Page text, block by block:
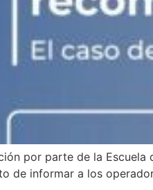
por parte de la Escuela
de informar a los